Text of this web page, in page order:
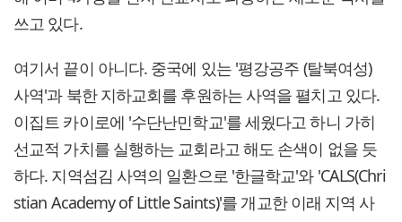
쓰고 있다.
여기서 끝이 아니다. 중국에 있는 '평강공주 (탈북여성)
사역'과 북한 지하교회를 후원하는 사역을 펼치고 있다.
이집트 카이로에 '수단난민학교'를 세웠다고 하니 가히
선교적 가치를 실행하는 교회라고 해도 손색이 없을 듯
하다. 지역섬김 사역의 일환으로 '한글학교'와 'CALS(Chri
stian Academy of Little Saints)'를 개교한 이래 지역 사